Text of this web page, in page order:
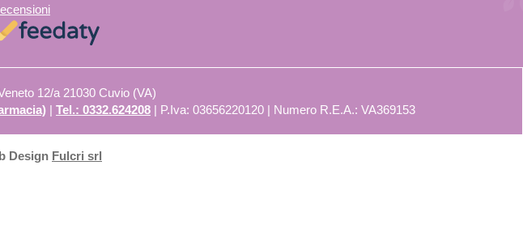
12/a 21030 Cuvio (VA)
| Tel.: 0332.624208 | P.Iva: 03656220120 | Numero R.E.A.: VA369153
Design Fulcri srl